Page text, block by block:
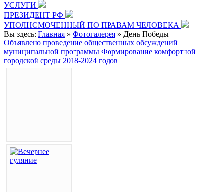
УСЛУГИ
ПРЕЗИДЕНТ РФ
УПОЛНОМОЧЕННЫЙ ПО ПРАВАМ ЧЕЛОВЕКА
Вы здесь: Главная » Фотогалерея » День Победы
Объявлено проведение общественных обсуждений
муниципальной программы Формирование комфортной
городской среды 2018-2024 годов